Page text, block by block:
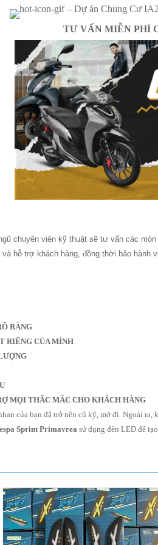
TƯ VẤN MIỄN PHÍ
chuyên viên kỹ thuật sẽ tư vấn các
hỗ trợ khách hàng, đồng thời bảo hành
RÀNG
RIÊNG CỦA MÌNH
MỌI THẮC MẮC CHO KHÁCH HÀNG
của bạn đã trở nên cũ kỹ, mờ đi. Ngoài
Sprint Primavrea sử dụng đèn LED để